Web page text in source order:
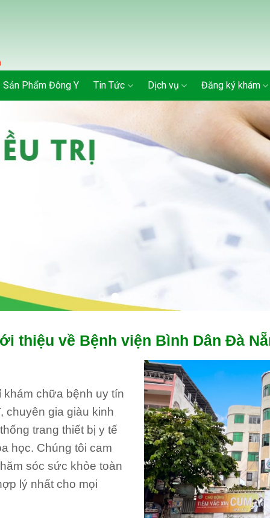
Sản Phẩm Đông Y Tin Tức Dịch vụ Đăng ký khám
thiệu về Bệnh viện Bình Dân Đà
chữa bệnh uy tín
chuyên gia giàu kinh
trang thiết bị y tế
học. Chúng tôi cam
sóc sức khỏe toàn
lý nhất cho mọi